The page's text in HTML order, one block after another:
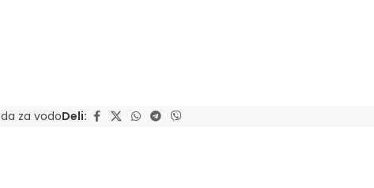
za vodoDeli: